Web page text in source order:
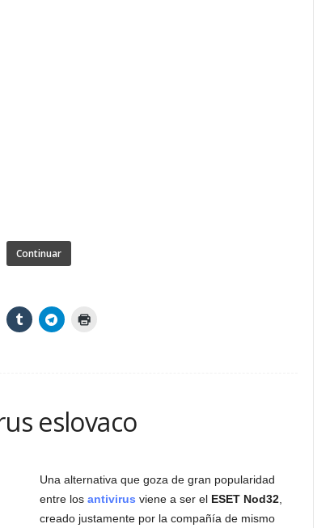
Continuar
eslovaco
Una alternativa que goza de gran popularidad
entre los antivirus viene a ser el ESET Nod32,
creado justamente por la compañía de mismo